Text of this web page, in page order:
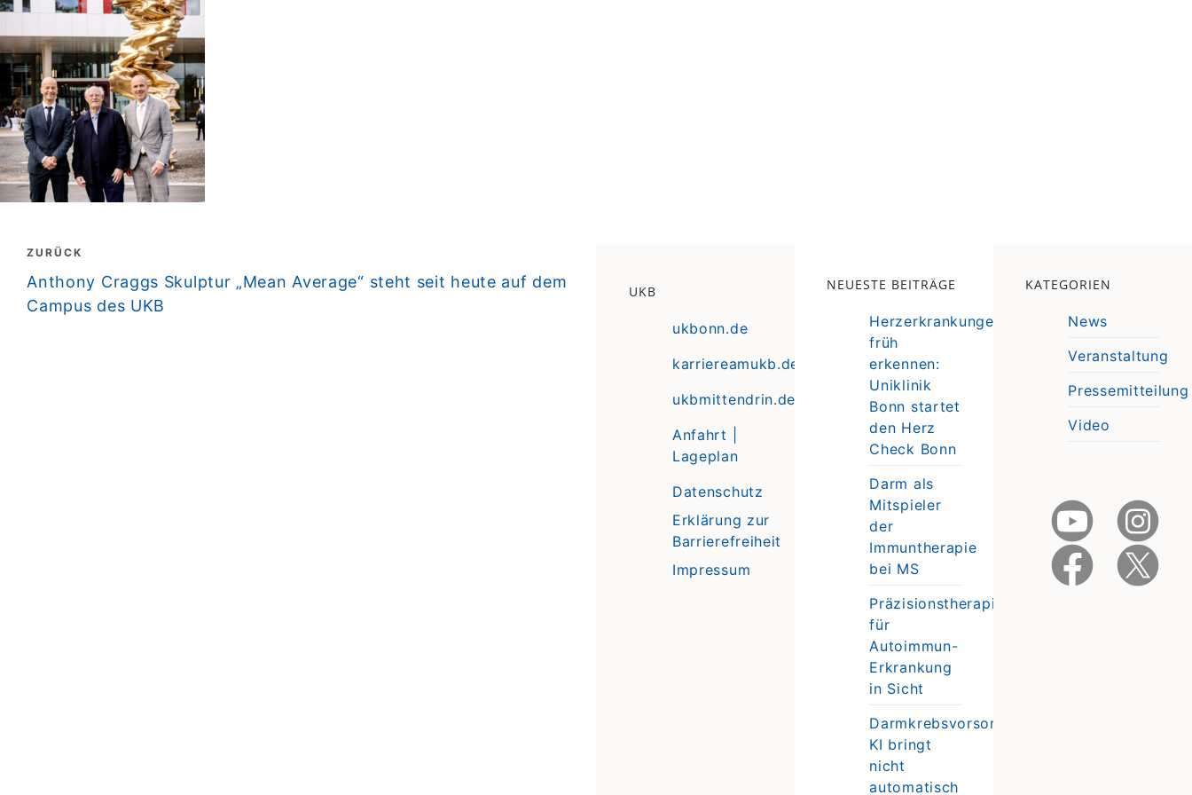
Beitragsnavigation
ZURÜCK
zurück
Anthony Craggs Skulptur „Mean Average“ steht seit heute auf dem
Campus des UKB
UKB
ukbonn.de
karriereamukb.de
ukbmittendrin.de
Anfahrt |
Lageplan
Datenschutz
Erklärung zur
Barrierefreiheit
Impressum
NEUESTE BEITRÄGE
Herzerkrankungen
früh
erkennen:
Uniklinik
Bonn startet
den Herz
Check Bonn
Darm als
Mitspieler
der
Immuntherapie
bei MS
Präzisionstherapie
für
Autoimmun-
Erkrankung
in Sicht
Darmkrebsvorsorge:
KI bringt
nicht
automatisch
KATEGORIEN
News
Veranstaltung
Pressemitteilung
Video